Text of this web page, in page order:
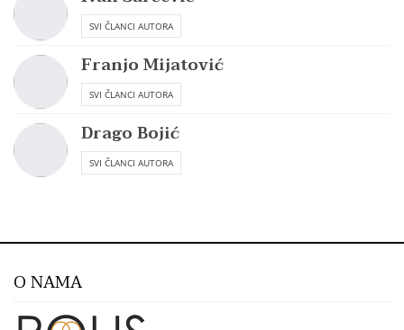
SVI ČLANCI AUTORA
Franjo Mijatović
SVI ČLANCI AUTORA
Drago Bojić
SVI ČLANCI AUTORA
O NAMA